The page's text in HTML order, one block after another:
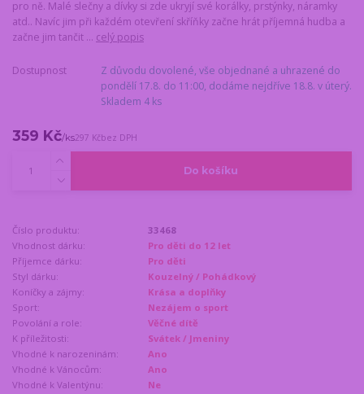
pro ně. Malé slečny a dívky si zde ukryjí své korálky, prstýnky, náramky
atd.. Navíc jim při každém otevření skříňky začne hrát příjemná hudba a
začne jim tančit ... celý popis
Dostupnost
Z důvodu dovolené, vše objednané a uhrazené do
pondělí 17.8. do 11:00, dodáme nejdříve 18.8. v úterý.
Skladem 4 ks
359 Kč/ks297 Kčbez DPH
Do košíku
Číslo produktu:
33468
Vhodnost dárku:
Pro děti do 12 let
Příjemce dárku:
Pro děti
Styl dárku:
Kouzelný / Pohádkový
Koníčky a zájmy:
Krása a doplňky
Sport:
Nezájem o sport
Povolání a role:
Věčné dítě
K příležitosti:
Svátek / Jmeniny
Vhodné k narozeninám:
Ano
Vhodné k Vánocům:
Ano
Vhodné k Valentýnu:
Ne